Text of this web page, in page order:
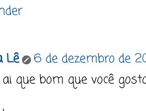
Lê
6 de dezembro de
ai que bom que você